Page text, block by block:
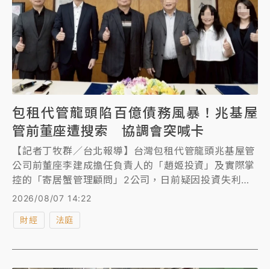
包租代管龍頭陷百億債務風暴！兆基屋
管前董座遭搜索 協調會突喊卡
【記者丁牧群／台北報導】台灣包租代管龍頭兆基屋管
公司前董座李建成擔任負責人的「趙姬投資」及實際掌
控的「寄居蟹管理顧問」2公司，日前疑因投資失利導
致資金鏈出現百億缺口，對外發行的公司債無法依約兌
基屋管前天發聲明，強調公司營運資金穩健、業務拓展
決方案，但台北地檢署今早指揮調查局北機站發動搜索
並帶回李建成訊問，預計稍晚移送北檢複訊，協調會也
2026/08/07 14:22
財經 法庭